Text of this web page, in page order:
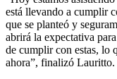
está llevando a cumplir
que se planteó y
abrirá la expectativa
de cumplir con estas, lo
ahora”, finalizó Lauritto.